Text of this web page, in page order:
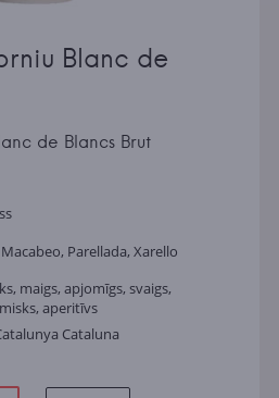
Blanc de
de Blancs Brut
Parellada, Xarello
maigs, apjomīgs, svaigs,
aperitīvs
Cataluna